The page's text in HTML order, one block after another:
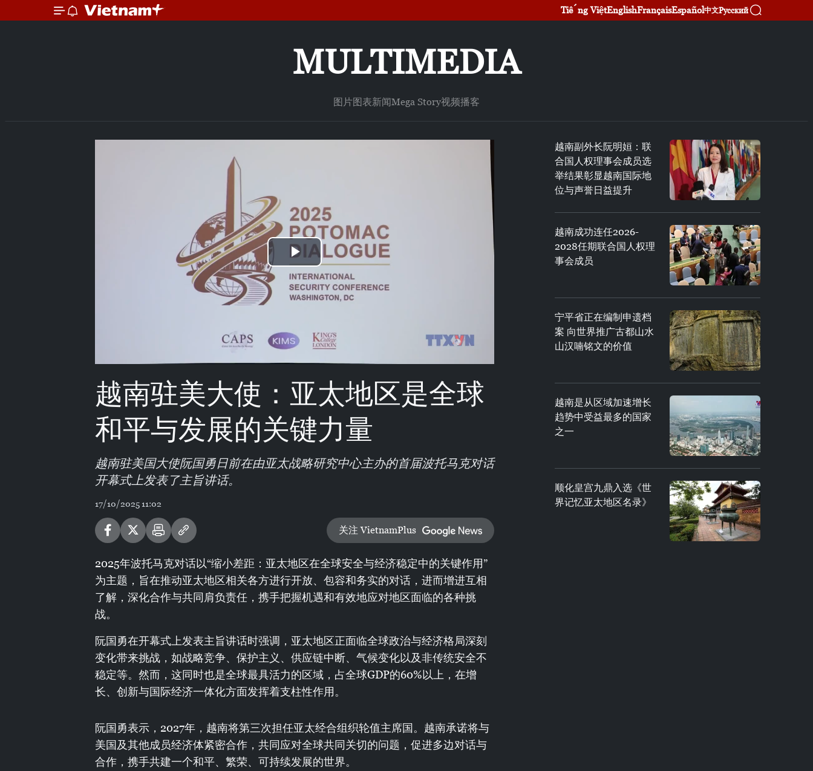
Tiếng ViệtEnglishFrançaisEspañol中文Русский
MULTIMEDIA
图片图表新闻Mega Story视频播客
Play
Video
越南驻美大使：亚太地区是全球
和平与发展的关键力量
越南驻美国大使阮国勇日前在由亚太战略研究中心主办的首届波托马克对话
开幕式上发表了主旨讲话。
17/10/2025 11:02
关注 VietnamPlus
2025年波托马克对话以“缩小差距：亚太地区在全球安全与经济稳定中的关键作用”
为主题，旨在推动亚太地区相关各方进行开放、包容和务实的对话，进而增进互相
了解，深化合作与共同肩负责任，携手把握机遇和有效地应对地区面临的各种挑
战。
阮国勇在开幕式上发表主旨讲话时强调，亚太地区正面临全球政治与经济格局深刻
变化带来挑战，如战略竞争、保护主义、供应链中断、气候变化以及非传统安全不
稳定等。然而，这同时也是全球最具活力的区域，占全球GDP的60%以上，在增
长、创新与国际经济一体化方面发挥着支柱性作用。
阮国勇表示，2027年，越南将第三次担任亚太经合组织轮值主席国。越南承诺将与
美国及其他成员经济体紧密合作，共同应对全球共同关切的问题，促进多边对话与
合作，携手共建一个和平、繁荣、可持续发展的世界。
越南副外长阮明姮：联
合国人权理事会成员选
举结果彰显越南国际地
位与声誉日益提升
越南成功连任2026-
2028任期联合国人权理
事会成员
宁平省正在编制申遗档
案 向世界推广古都山水
山汉喃铭文的价值
越南是从区域加速增长
趋势中受益最多的国家
之一
顺化皇宫九鼎入选《世
界记忆亚太地区名录》